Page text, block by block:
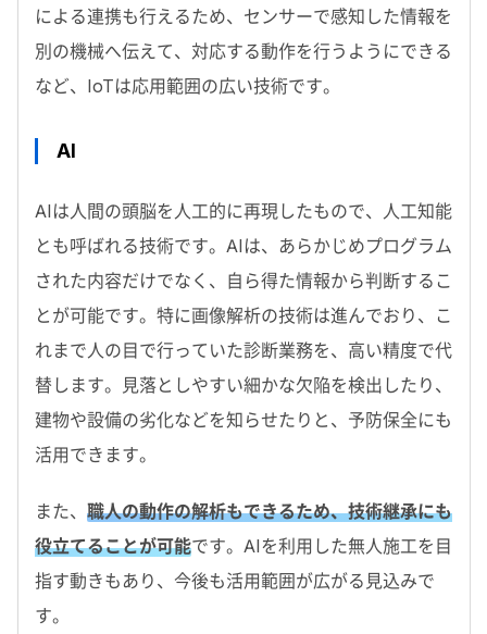
による連携も行えるため、センサーで感知した情報を
別の機械へ伝えて、対応する動作を行うようにできる
など、IoTは応用範囲の広い技術です。
AI
AIは人間の頭脳を人工的に再現したもので、人工知能
とも呼ばれる技術です。AIは、あらかじめプログラム
された内容だけでなく、自ら得た情報から判断するこ
とが可能です。特に画像解析の技術は進んでおり、こ
れまで人の目で行っていた診断業務を、高い精度で代
替します。見落としやすい細かな欠陥を検出したり、
建物や設備の劣化などを知らせたりと、予防保全にも
活用できます。
また、 職人の動作の解析もできるため、技術継承にも
役立てることが可能です。AIを利用した無人施工を目
指す動きもあり、今後も活用範囲が広がる見込みで
す。